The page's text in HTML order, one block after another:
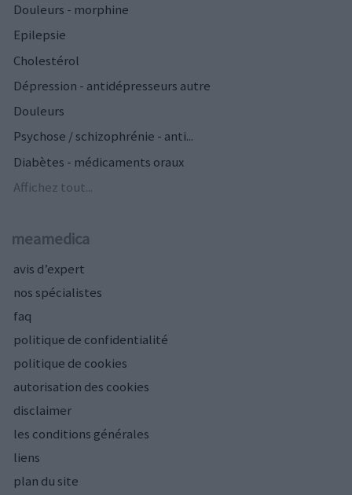
Douleurs - morphine
Epilepsie
Cholestérol
Dépression - antidépresseurs autre
Douleurs
Psychose / schizophrénie - anti...
Diabètes - médicaments oraux
Affichez tout...
meamedica
avis d’expert
nos spécialistes
faq
politique de confidentialité
politique de cookies
autorisation des cookies
disclaimer
les conditions générales
liens
plan du site